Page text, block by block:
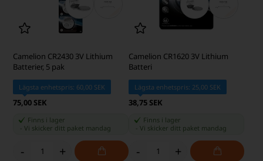
Camelion CR2430 3V Lithium
Batterier, 5 pak
Lägsta enhetspris: 60,00 SEK
75,00 SEK
Finns i lager
-Vi skicker ditt paket mandag
- +
Camelion CR1620 3V Lithium
Batteri
Lägsta enhetspris: 25,00 SEK
38,75 SEK
Finns i lager
Vi skicker ditt paket mandag
- +